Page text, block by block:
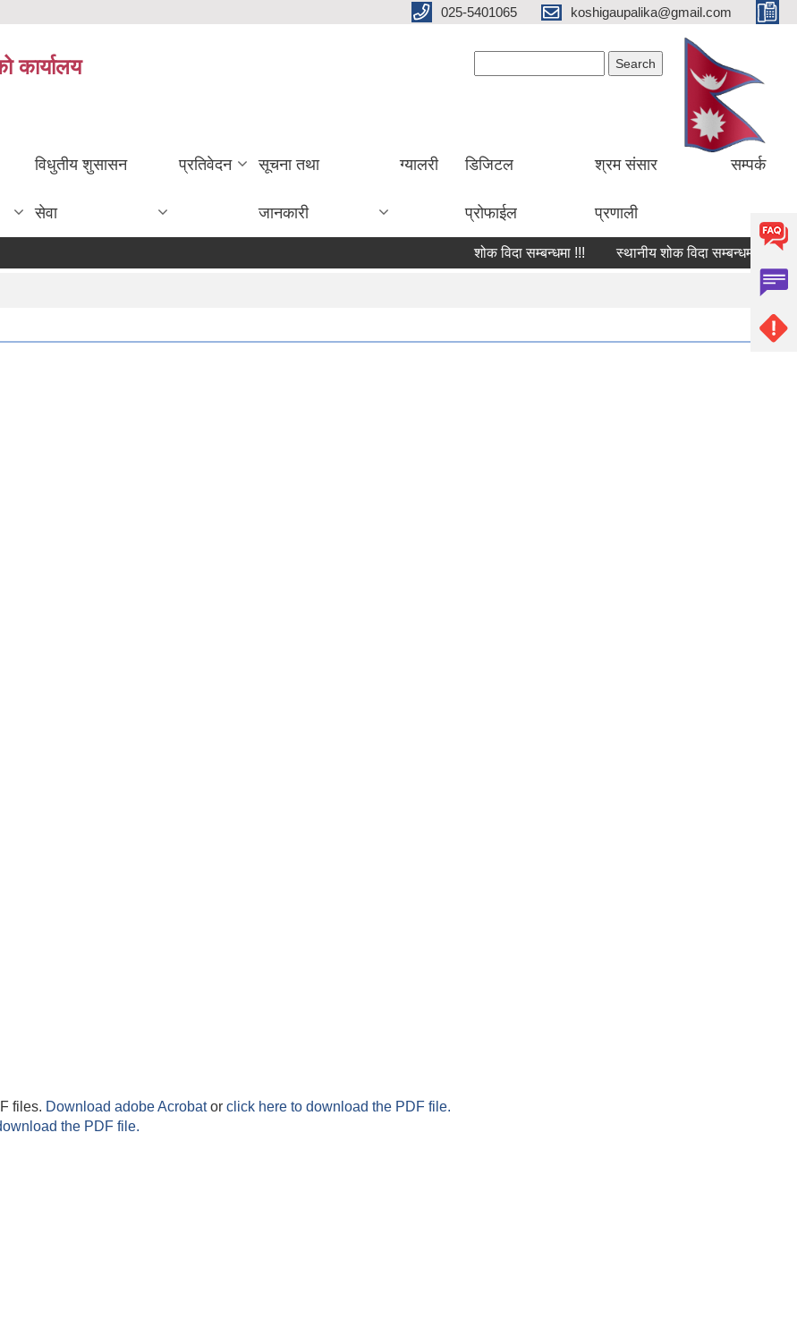
025-5401065 koshigaupalika@gmail.com
कार्यालय
विधुतीय शुसासन
सेवा
प्रतिवेदन सूचना तथा
जानकारी
ग्यालरी डिजिटल
प्रोफाईल
श्रम संसार
प्रणाली
सम्पर्क
शोक विदा सम्बन्धमा !!! स्थानीय शोक विदा सम्बन्धमा !!!
files. Download adobe Acrobator click here to download the PDF file.
the PDF file.